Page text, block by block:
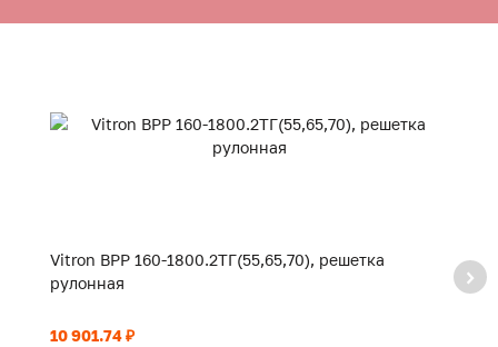
Vitron ВРР 160-1800.2ТГ(55,65,70), решетка
рулонная
10 901.74 ₽